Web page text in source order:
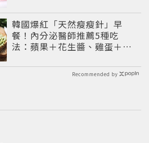
韓國爆紅「天然瘦瘦針」早
餐！內分泌醫師推薦5種吃
法：蘋果＋花生醬、雞蛋＋酪
Recommended by